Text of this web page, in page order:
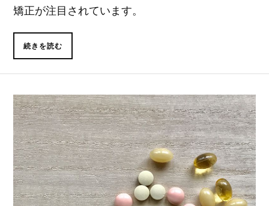
矯正が注目されています。
続きを読む